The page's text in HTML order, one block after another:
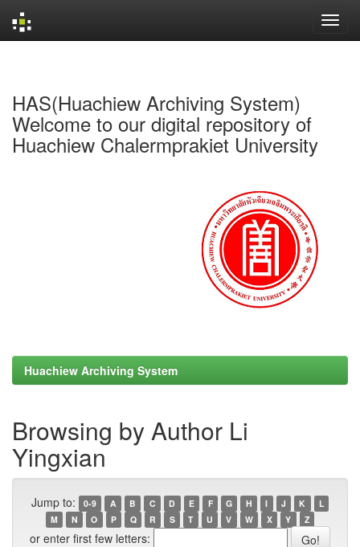
HAS(Huachiew Archiving System)
Welcome to our digital repository of
Huachiew Chalermprakiet University
Huachiew Archiving System
Browsing by Author Li
Yingxian
Jump to: 0-9 A B C D E F G H I J K
L
M
N O P Q R S T U V W X Y Z
or enter first few letters: